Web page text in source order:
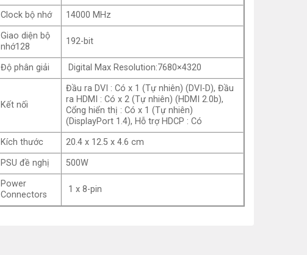
Clock bộ nhớ 14000 MHz
Giao diện bộ
nhớ128
192-bit
Độ phân giải Digital Max Resolution:7680×4320
Kết nối
Đầu ra DVI : Có x 1 (Tự nhiên) (DVI-D), Đầu
ra HDMI : Có x 2 (Tự nhiên) (HDMI 2.0b),
Cổng hiển thị : Có x 1 (Tự nhiên)
(DisplayPort 1.4), Hỗ trợ HDCP : Có
Kích thước
20.4 x 12.5 x 4.6 cm
PSU đề nghị 500W
Power
Connectors
1 x 8-pin